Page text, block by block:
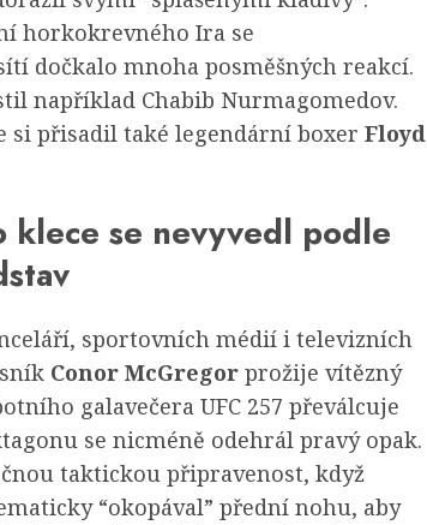
horkokrevného Ira se
dočkalo mnoha posměšných reakcí.
například Chabib Nurmagomedov.
si přisadil také legendární boxer Floyd
klece se nevyvedl podle
sportovních médií i televizních
Conor McGregor prožije vítězný
galavečera UFC 257 převálcuje
se nicméně odehrál pravý opak.
taktickou připravenost, když
“okopával” přední nohu, aby